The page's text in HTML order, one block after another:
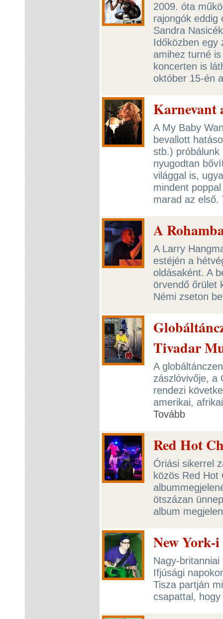
2009. óta
rajongók eddig
Sandra
Időközben egy
amihez turné
koncerten is
október 15-én
Karnevant
A My Baby
bevallott
stb.) próbálunk
nyugodtan
világgal is,
mindent
marad az első.
A
A Larry
estéjén a
oldásaként. A
örvendő őrület
Némi zseton
Tivadar
A
zászlóvivője, a
rendezi
amerikai,
Tovább
Red Hot
Óriási sikerrel
közös Red Hot
ötszázan
album
New York-
Nagy-
Ifjúsági
Tisza partján
csapattal,